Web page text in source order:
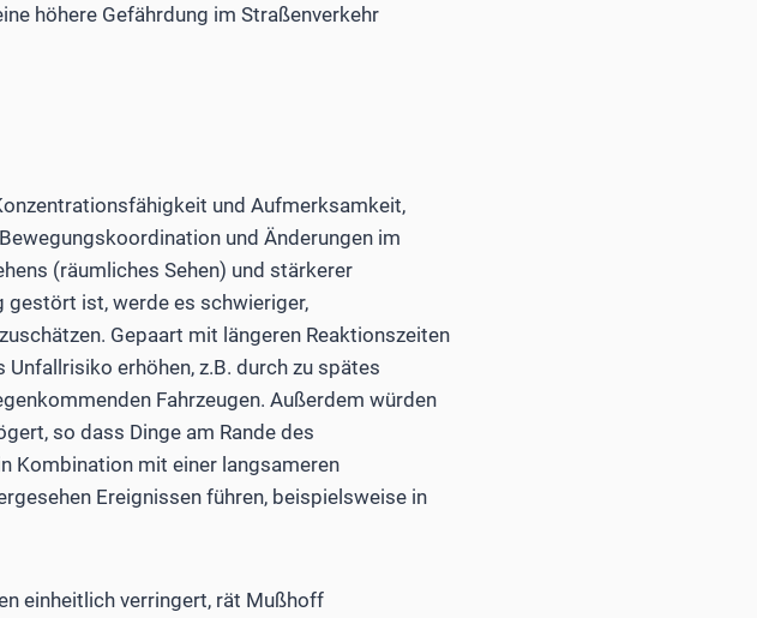
höhere Gefährdung im Straßenverkehr
und Aufmerksamkeit,
und Änderungen im
(räumliches Sehen) und stärkerer
gestört ist, werde es schwieriger,
Gepaart mit längeren Reaktionszeiten
erhöhen, z.B. durch zu spätes
Fahrzeugen. Außerdem würden
so dass Dinge am Rande des
Kombination mit einer langsameren
Ereignissen führen, beispielsweise in
einheitlich verringert, rät Mußhoff